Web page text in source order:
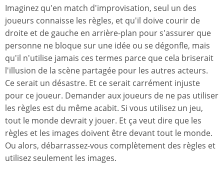
Imaginez qu'en match d'improvisation, seul un des
joueurs connaisse les règles, et qu'il doive courir de
droite et de gauche en arrière-plan pour s'assurer que
personne ne bloque sur une idée ou se dégonfle, mais
qu'il n'utilise jamais ces termes parce que cela briserait
l'illusion de la scène partagée pour les autres acteurs.
Ce serait un désastre. Et ce serait carrément injuste
pour ce joueur. Demander aux joueurs de ne pas utiliser
les règles est du même acabit. Si vous utilisez un jeu,
tout le monde devrait y jouer. Et ça veut dire que les
règles et les images doivent être devant tout le monde.
Ou alors, débarrassez-vous complètement des règles et
utilisez seulement les images.